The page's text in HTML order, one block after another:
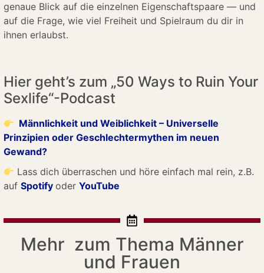
genaue Blick auf die einzelnen Eigenschaftspaare — und
auf die Frage, wie viel Freiheit und Spielraum du dir in
ihnen erlaubst.
Hier geht’s zum „50 Ways to Ruin Your
Sexlife“-Podcast
Männlichkeit und Weiblichkeit – Universelle
Prinzipien oder Geschlechtermythen im neuen
Gewand?
Lass dich überraschen und höre einfach mal rein, z.B.
auf Spotify oder YouTube
Mehr zum Thema Männer
und Frauen